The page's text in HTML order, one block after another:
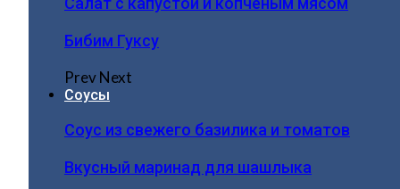
Бибим Гуксу
PrevNext
Соусы
Соус из свежего базилика и томатов
Вкусный маринад для шашлыка